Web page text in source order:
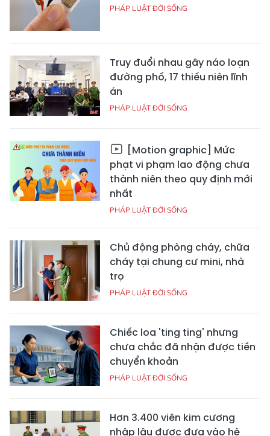
PHÁP LUẬT ĐỜI SỐNG
Truy đuổi nhau gây náo loạn
đường phố, 17 thiếu niên lĩnh
án
PHÁP LUẬT ĐỜI SỐNG
[Motion graphic] Mức
phạt vi phạm lao động chưa
thành niên theo quy định mới
nhất
PHÁP LUẬT ĐỜI SỐNG
Chủ động phòng cháy, chữa
cháy tại chung cư mini, nhà
trọ
PHÁP LUẬT ĐỜI SỐNG
Chiếc loa 'ting ting' nhưng
chưa chắc đã nhận được tiền
chuyển khoản
PHÁP LUẬT ĐỜI SỐNG
Hơn 3.400 viên kim cương
nhập lậu được đưa vào hệ